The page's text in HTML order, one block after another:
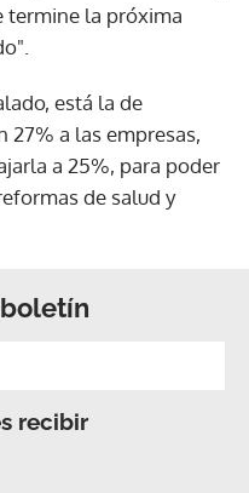
termine la próxima
está la de
27% a las empresas,
a 25%, para poder
de salud y
recibir